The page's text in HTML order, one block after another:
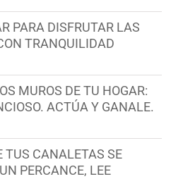
PARA DISFRUTAR LAS
TRANQUILIDAD
MUROS DE TU HOGAR:
ACTÚA Y GANALE.
TUS CANALETAS SE
PERCANCE, LEE